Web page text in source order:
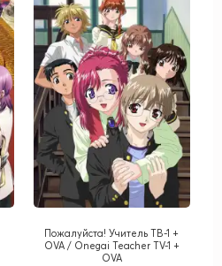
Пожалуйста! Учитель ТВ-1 +
OVA / Onegai Teacher TV-1 +
OVA